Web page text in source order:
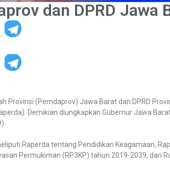
dan DPRD Jawa
Provinsi (Pemdaprov) Jawa Barat dan DPRD
Demikian diungkapkan Gubernur Jawa
Raperda tentang Pendidikan Keagamaan,
Permukiman (RP3KP) tahun 2019-2039, dan